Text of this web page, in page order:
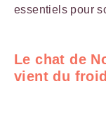
essentiels pour
Le chat de
vient du froid